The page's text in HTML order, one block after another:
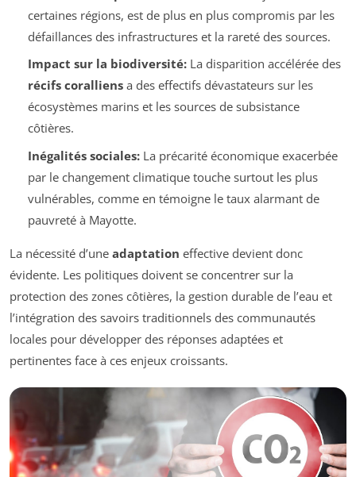
certaines régions, est de plus en plus compromis par les
défaillances des infrastructures et la rareté des sources.
Impact sur la biodiversité:La disparition accélérée des
récifs coralliensa des effectifs dévastateurs sur les
écosystèmes marins et les sources de subsistance
côtières.
Inégalités sociales:La précarité économique exacerbée
par le changement climatique touche surtout les plus
vulnérables, comme en témoigne le taux alarmant de
pauvreté à Mayotte.
La nécessité d’une adaptation effective devient donc
évidente. Les politiques doivent se concentrer sur la
protection des zones côtières, la gestion durable de l’eau et
l’intégration des savoirs traditionnels des communautés
locales pour développer des réponses adaptées et
pertinentes face à ces enjeux croissants.